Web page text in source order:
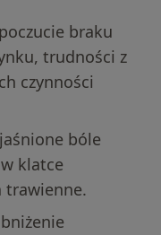
poczucie braku
trudności z
czynności
bóle
klatce
trawienne.